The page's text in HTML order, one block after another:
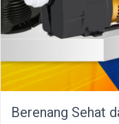
Berenang Sehat